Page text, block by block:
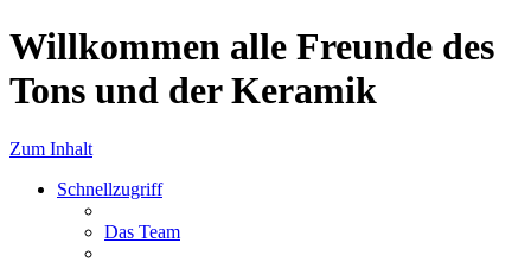
Willkommen alle Freunde des
Tons und der Keramik
Zum Inhalt
Schnellzugriff
Das Team